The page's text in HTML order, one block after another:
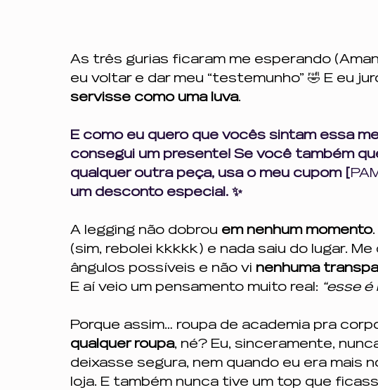
As três gurias ficaram me esperando
eu voltar e dar meu “testemunho” 🤣 E eu
servisse como uma luva.
E como eu quero que vocês sintam essa
consegui um presente! Se você também
qualquer outra peça, usa o meu cupom [
um desconto especial. ✨
A legging não dobrou em nenhum momento
(sim, rebolei kkkkk) e nada saiu do lugar.
ângulos possíveis e não vi nenhuma
E aí veio um pensamento muito real: “esse é
Porque assim… roupa de academia pra
qualquer roupa, né? Eu, sinceramente,
deixasse segura, nem quando eu era mais
loja. E também nunca tive um top que